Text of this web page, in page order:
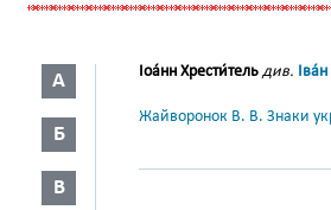
А
Б
В
Іоа́нн Хрести́тель див.
Жайворонок В. В. Знаки